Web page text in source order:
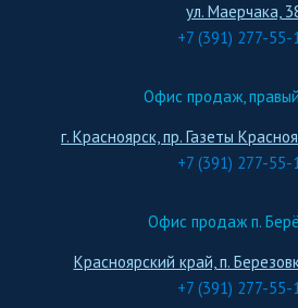
ул. Маерчака,
+7 (391) 277-55-
Офис продаж,
г. Красноярск, пр. Газеты
+7 (391) 277-55-
Офис продаж п.
Красноярский край, п.
+7 (391) 277-55-